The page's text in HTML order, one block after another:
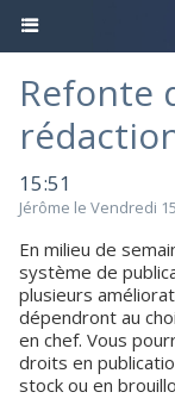
Refonte
15:51
Jérôme le Vendredi
En milieu de semaine prochaine, nos travaux de refonte du
système de
plusieurs
dépendront au
en chef. Vous
droits en
stock ou en